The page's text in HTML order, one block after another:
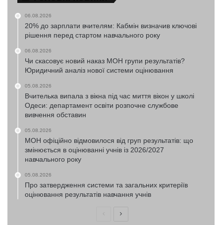
06.08.2026
20% до зарплати вчителям: Кабмін визначив ключові
рішення перед стартом навчального року
06.08.2026
Чи скасовує новий наказ МОН групи результатів?
Юридичний аналіз нової системи оцінювання
05.08.2026
Вчителька випала з вікна під час миття вікон у школі
Одеси: департамент освіти розпочне службове
вивчення обставин
05.08.2026
МОН офіційно відмовилося від груп результатів: що
змінюється в оцінюванні учнів із 2026/2027
навчального року
05.08.2026
Про затвердження системи та загальних критеріїв
оцінювання результатів навчання учнів
ПопередняНаступна